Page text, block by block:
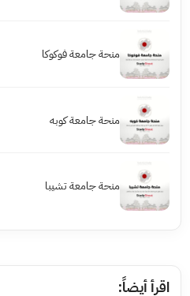
منحة جامعة فوكوكا
منحة جامعة كوبه
منحة جامعة تشيبا
اقرأ أيضاً: